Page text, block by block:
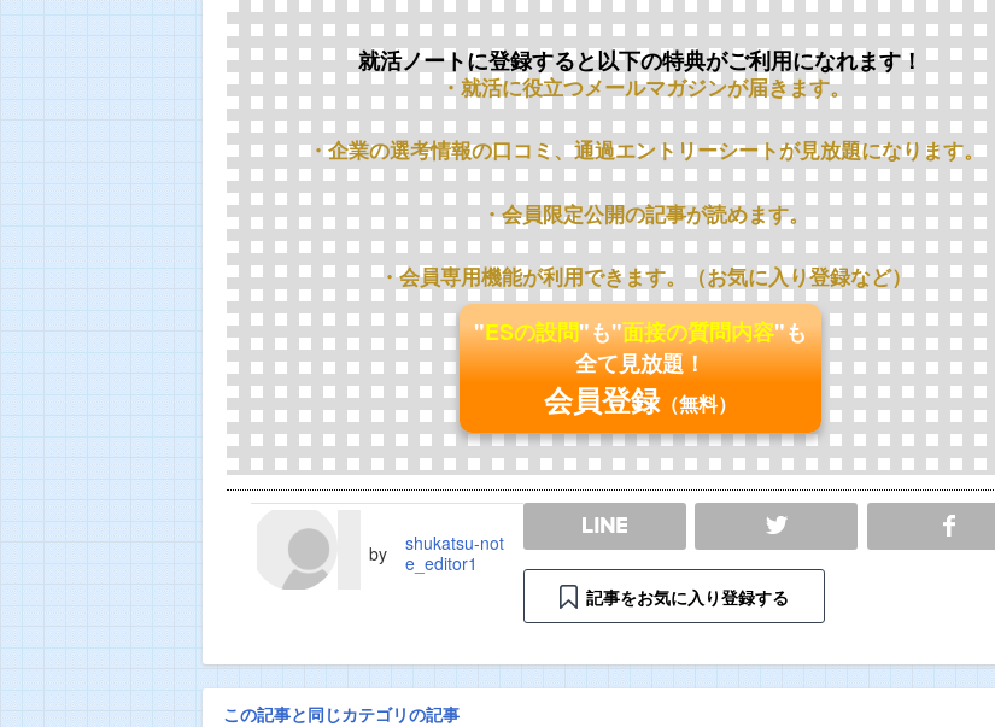
就活ノートに登録すると以下の特典がご利用になれます！
・就活に役立つメールマガジンが届きます。
・企業の選考情報の口コミ、通過エントリーシートが見放題になります。
・会員限定公開の記事が読めます。
・会員専用機能が利用できます。（お気に入り登録など）
"ESの設問"も"面接の質問内容"も
全て見放題！
会員登録（無料）
by
shukatsu-not
e_editor1
LINE SHARE
記事をお気に入り登録する
この記事と同じカテゴリの記事